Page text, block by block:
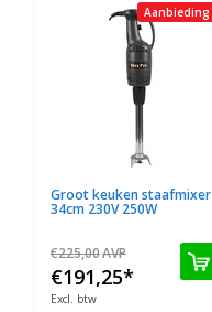
Aanbieding
Groot keuken staafmixer
34cm 230V 250W
€225,00AVP
€191,25*
Excl. btw